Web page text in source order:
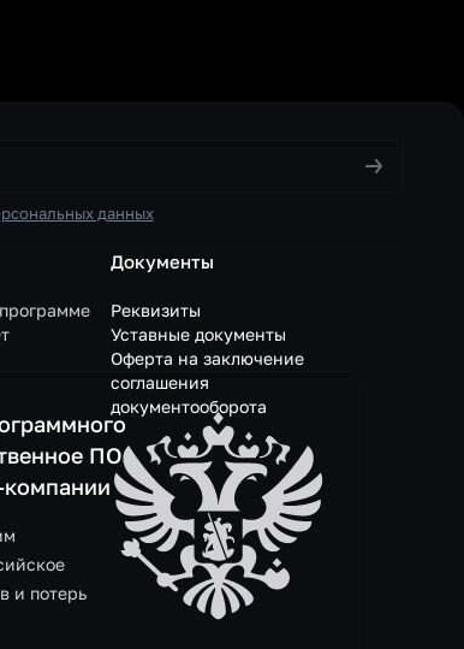
данных
Документы
Реквизиты
Уставные документы
Оферта на заключение
соглашения
документооборота
ПО
компании
и потерь